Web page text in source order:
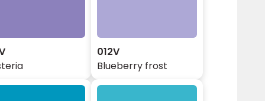
012V
Blueberry frost